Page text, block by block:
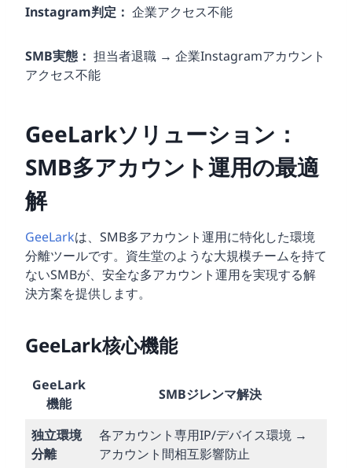
Instagram判定： 企業アクセス不能
SMB実態： 担当者退職 → 企業Instagramアカウント
アクセス不能
GeeLarkソリューション：
SMB多アカウント運用の最適
解
GeeLarkは、SMB多アカウント運用に特化した環境
分離ツールです。資生堂のような大規模チームを持て
ないSMBが、安全な多アカウント運用を実現する解
決方案を提供します。
GeeLark核心機能
GeeLark
機能
SMBジレンマ解決
独立環境
分離
各アカウント専用IP/デバイス環境 →
アカウント間相互影響防止